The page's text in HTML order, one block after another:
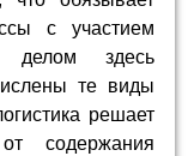
с участием
делом здесь
те виды
решает
содержания